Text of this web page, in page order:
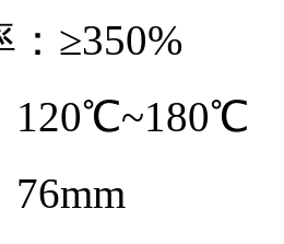
：≥350%
120℃~180℃